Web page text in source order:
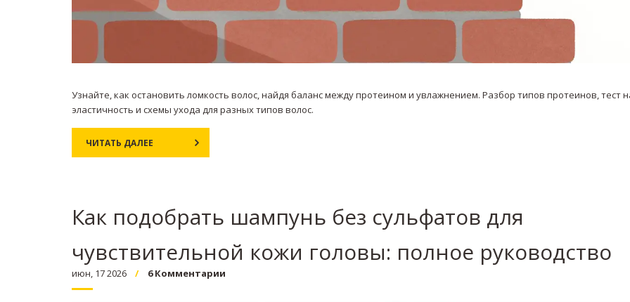
Узнайте, как остановить ломкость волос, найдя баланс между протеином и увлажнением. Разбор типов протеинов, тест
эластичность и схемы ухода для разных типов волос.
ЧИТАТЬ ДАЛЕЕ
Как подобрать шампунь без сульфатов для
чувствительной кожи головы: полное руководство
июн, 17 2026 6 Комментарии